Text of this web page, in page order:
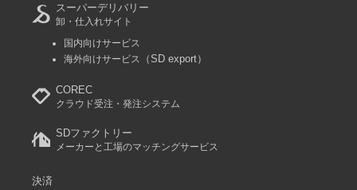
スーパーデリバリー
卸・仕入れサイト
国内向けサービス
海外向けサービス
（SD export）
COREC
クラウド受注・発注システム
SDファクトリー
メーカーと工場のマッチングサービス
決済